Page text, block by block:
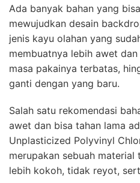
Ada banyak bahan yang
mewujudkan desain
jenis kayu olahan yang
membuatnya lebih awet
masa pakainya terbatas,
ganti dengan yang baru.
Salah satu rekomendasi
awet dan bisa tahan lama
Unplasticized Polyvinyl
merupakan sebuah material
lebih kokoh, tidak reyot,